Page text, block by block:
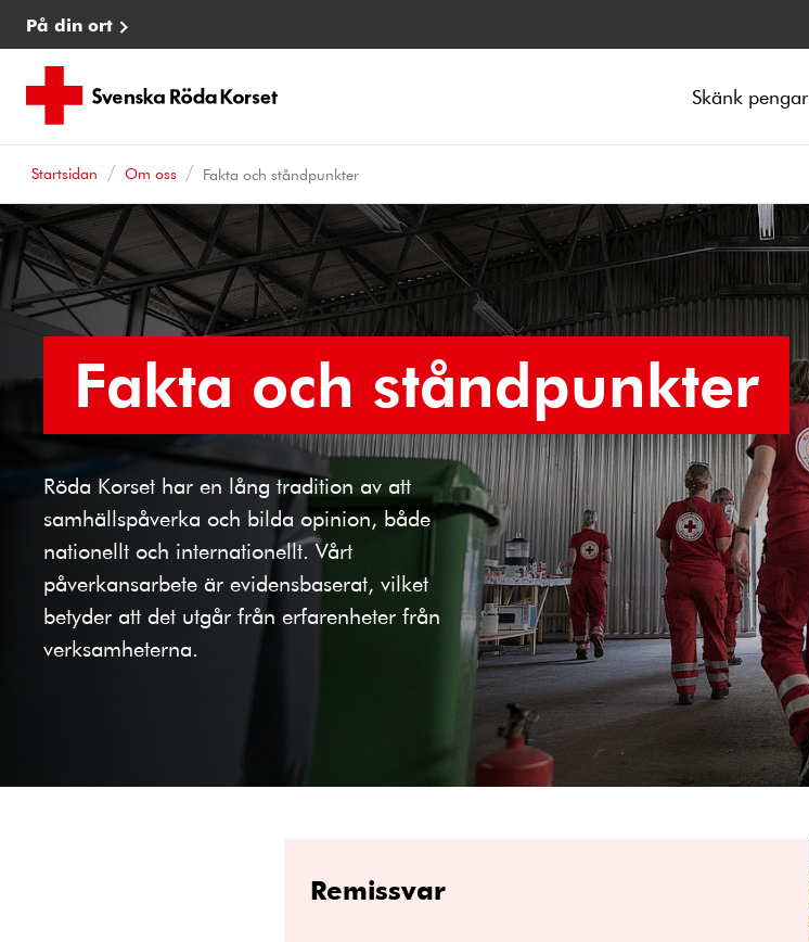
På din ort
Skänk pengar
Startsidan Om oss Fakta och ståndpunkter
Fakta och ståndpunkter
Röda Korset har en lång tradition av att
samhällspåverka och bilda opinion, både
nationellt och internationellt. Vårt
påverkansarbete är evidensbaserat, vilket
betyder att det utgår från erfarenheter från
verksamheterna.
Remissvar